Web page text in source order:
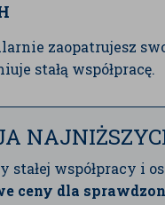
zaopatrujesz
stałą współpracę.
stałej współpracy i
ceny dla